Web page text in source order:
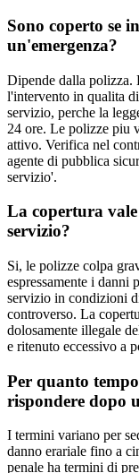
Sono coperto se
un'emergenza?
Dipende dalla polizza.
l'intervento in qualita
servizio, perche la
24 ore. Le polizze piu
attivo. Verifica nel
agente di pubblica
servizio'.
La copertura
servizio?
Si, le polizze colpa
espressamente i danni
servizio in condizioni
controverso. La
dolosamente illegale
e ritenuto eccessivo a
Per quanto
rispondere dopo
I termini variano per
danno erariale fino a
penale ha termini di